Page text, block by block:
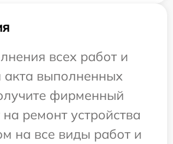
всех работ и
акта выполненных
фирменный
ремонт устройства
на все виды работ и